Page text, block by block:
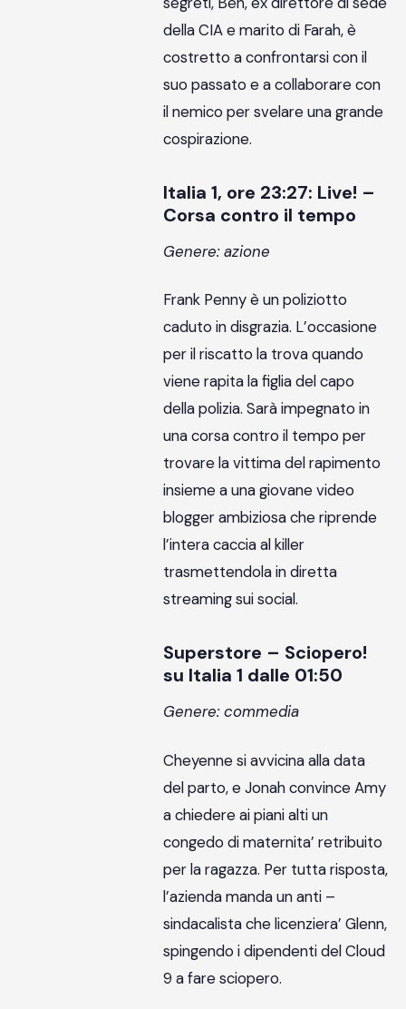
della CIA e marito di Farah, è
costretto a confrontarsi con il
suo passato e a collaborare con
il nemico per svelare una grande
cospirazione.
Italia 1, ore 23:27: Live! –
Corsa contro il tempo
Genere: azione
Frank Penny è un poliziotto
caduto in disgrazia. L’occasione
per il riscatto la trova quando
viene rapita la figlia del capo
della polizia. Sarà impegnato in
una corsa contro il tempo per
trovare la vittima del rapimento
insieme a una giovane video
blogger ambiziosa che riprende
l’intera caccia al killer
trasmettendola in diretta
streaming sui social.
Superstore – Sciopero!
su Italia 1 dalle 01:50
Genere: commedia
Cheyenne si avvicina alla data
del parto, e Jonah convince Amy
a chiedere ai piani alti un
congedo di maternita’ retribuito
per la ragazza. Per tutta risposta,
l’azienda manda un anti –
sindacalista che licenziera’ Glenn,
spingendo i dipendenti del Cloud
9 a fare sciopero.